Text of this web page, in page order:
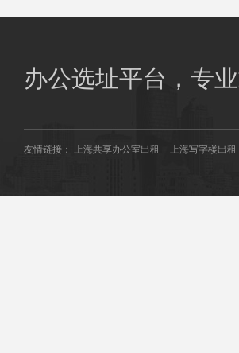
办公选址平台，专业
友情链接： 上海共享办公室出租 上海写字楼出租